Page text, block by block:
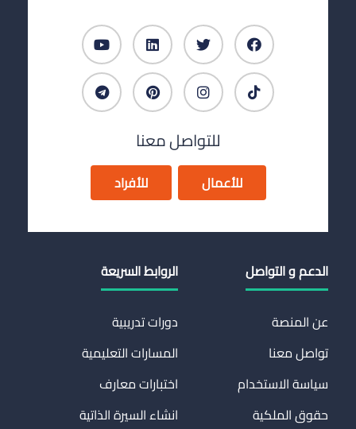
للتواصل معنا
للأعمال للأفراد
الدعم و التواصل
عن المنصة
تواصل معنا
سياسة الاستخدام
حقوق الملكية
الروابط السريعة
دورات تدريبية
المسارات التعليمية
اختبارات معارف
انشاء السيرة الذاتية